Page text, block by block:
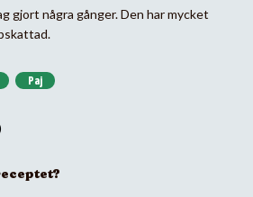
gjort några gånger. Den har mycket
Paj